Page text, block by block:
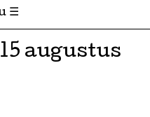
☰
augustus